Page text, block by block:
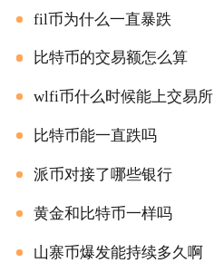
fil币为什么一直暴跌
比特币的交易额怎么算
wlfi币什么时候能上交易所
比特币能一直跌吗
派币对接了哪些银行
黄金和比特币一样吗
山寨币爆发能持续多久啊